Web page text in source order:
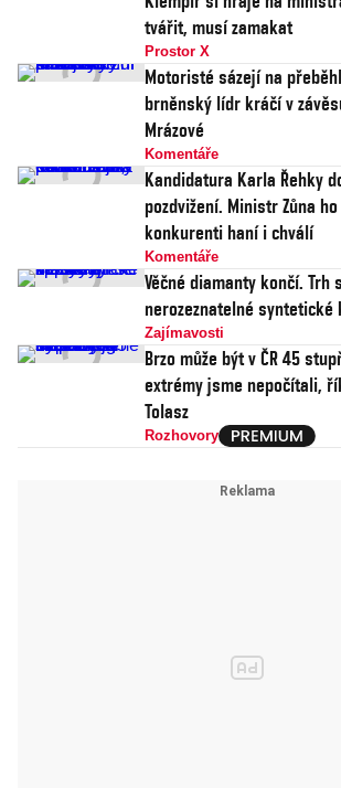
tvářit, musí zamakat
Prostor X
Motoristé sázejí na
brněnský lídr kráčí v
Mrázové
Komentáře
Kandidatura Karla Řehky
pozdvižení. Ministr Zůna
konkurenti haní i chválí
Komentáře
Věčné diamanty končí. Trh
nerozeznatelné syntetické
Zajímavosti
Brzo může být v ČR 45
extrémy jsme nepočítali,
Tolasz
Rozhovory